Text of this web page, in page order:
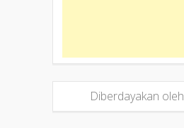
Diberdayakan oleh